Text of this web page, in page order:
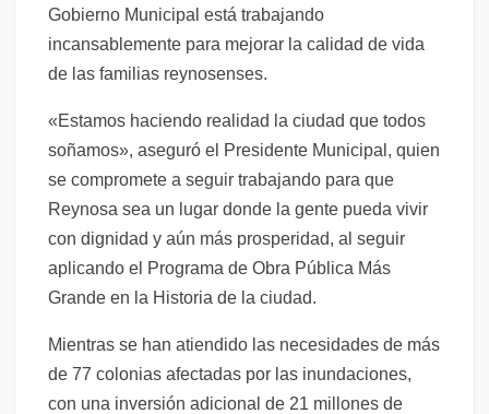
Gobierno Municipal está trabajando
incansablemente para mejorar la calidad de vida
de las familias reynosenses.
«Estamos haciendo realidad la ciudad que todos
soñamos», aseguró el Presidente Municipal, quien
se compromete a seguir trabajando para que
Reynosa sea un lugar donde la gente pueda vivir
con dignidad y aún más prosperidad, al seguir
aplicando el Programa de Obra Pública Más
Grande en la Historia de la ciudad.
Mientras se han atiendido las necesidades de más
de 77 colonias afectadas por las inundaciones,
con una inversión adicional de 21 millones de